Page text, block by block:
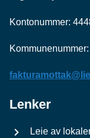
Kontonummer:
Lenker
Leie av